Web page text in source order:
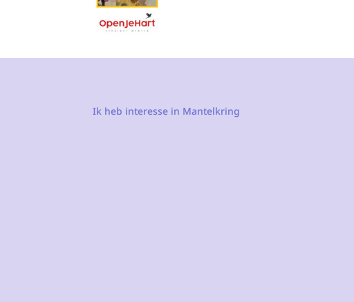
Ik heb interesse in Mantelkring